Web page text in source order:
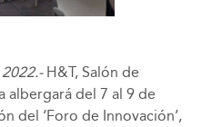
H&T, Salón de
albergará del 7 al 9 de
del ‘Foro de Innovación’,